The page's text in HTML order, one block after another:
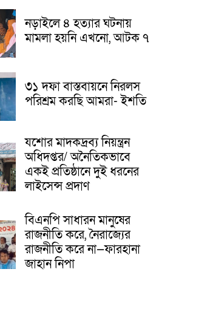
নড়াইলে ৪ হত্যার ঘটনায়
মামলা হয়নি এখনো, আটক ৭
৩১ দফা বাস্তবায়নে নিরলস
পরিশ্রম করছি আমরা- ইশতি
যশোর মাদকদ্রব্য নিয়ন্ত্রন
অধিদপ্তর/ অনৈতিকভাবে
একই প্রতিষ্ঠানে দুই ধরনের
লাইসেন্স প্রদাণ
বিএনপি সাধারন মানুষের
রাজনীতি করে, নৈরাজ্যের
রাজনীতি করে না—ফারহানা
জাহান নিপা